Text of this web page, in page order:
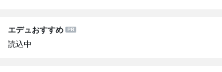
エデュおすすめ
読込中